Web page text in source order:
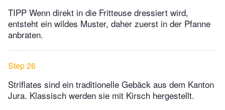
TIPP Wenn direkt in die Fritteuse dressiert wird,
entsteht ein wildes Muster, daher zuerst in der Pfanne
anbraten.
Step 26
Striflates sind ein traditionelle Gebäck aus dem Kanton
Jura. Klassisch werden sie mit Kirsch hergestellt.